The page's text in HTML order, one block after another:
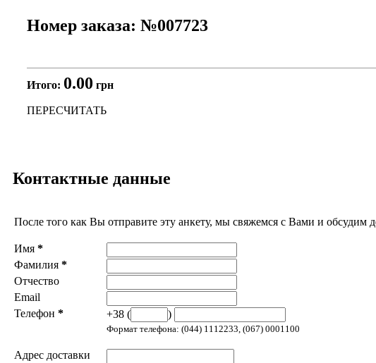
Номер заказа: №007723
Итого: 0.00 грн
ПЕРЕСЧИТАТЬ
Контактные данные
После того как Вы отправите эту анкету, мы свяжемся с Вами и обсудим
Имя *
Фамилия *
Отчество
Email
Телефон * +38 ( )
Формат телефона: (044) 1112233, (067) 0001100
Адрес доставки